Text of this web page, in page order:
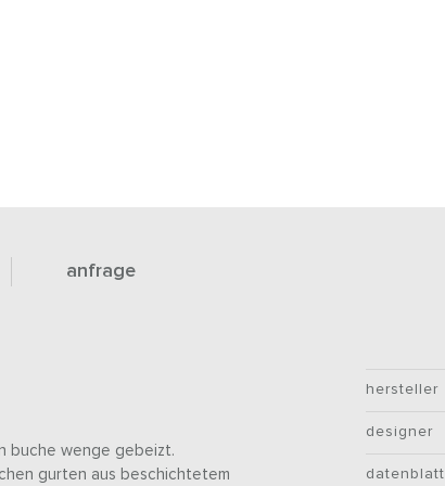
anfrage
buche wenge gebeizt.
gurten aus beschichtetem
hersteller
designer
datenblatt